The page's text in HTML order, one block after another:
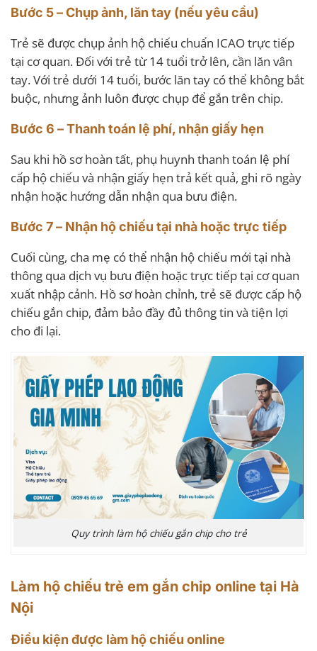
Bước 5 – Chụp ảnh, lăn tay (nếu yêu cầu)
Trẻ sẽ được chụp ảnh hộ chiếu chuẩn ICAO trực tiếp
tại cơ quan. Đối với trẻ từ 14 tuổi trở lên, cần lăn vân
tay. Với trẻ dưới 14 tuổi, bước lăn tay có thể không bắt
buộc, nhưng ảnh luôn được chụp để gắn trên chip.
Bước 6 – Thanh toán lệ phí, nhận giấy hẹn
Sau khi hồ sơ hoàn tất, phụ huynh thanh toán lệ phí
cấp hộ chiếu và nhận giấy hẹn trả kết quả, ghi rõ ngày
nhận hoặc hướng dẫn nhận qua bưu điện.
Bước 7 – Nhận hộ chiếu tại nhà hoặc trực tiếp
Cuối cùng, cha mẹ có thể nhận hộ chiếu mới tại nhà
thông qua dịch vụ bưu điện hoặc trực tiếp tại cơ quan
xuất nhập cảnh. Hồ sơ hoàn chỉnh, trẻ sẽ được cấp hộ
chiếu gắn chip, đảm bảo đầy đủ thông tin và tiện lợi
cho đi lại.
Quy trình làm hộ chiếu gắn chip cho trẻ
Làm hộ chiếu trẻ em gắn chip online tại Hà
Nội
Điều kiện được làm hộ chiếu online